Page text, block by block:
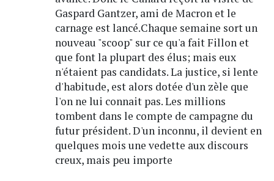
Gaspard Gantzer, ami de Macron et le
carnage est lancé.Chaque semaine sort un
nouveau "scoop" sur ce qu'a fait Fillon et
que font la plupart des élus; mais eux
n'étaient pas candidats. La justice, si lente
d'habitude, est alors dotée d'un zèle que
l'on ne lui connait pas. Les millions
tombent dans le compte de campagne du
futur président. D'un inconnu, il devient en
quelques mois une vedette aux discours
creux, mais peu importe